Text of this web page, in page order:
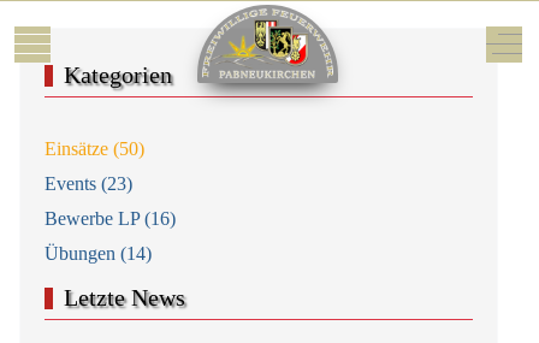
Mobile Menu Toggle Off-
Kategorien
Einsätze (50)
Events (23)
Bewerbe LP (16)
Übungen (14)
Letzte News